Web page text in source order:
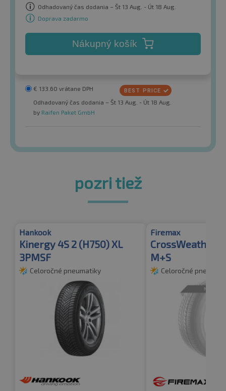
Odhadovaný čas dodania – Št 13 Aug. - Út 18 Aug.
Doprava zadarmo
Nákupný košík
€ 133.60 vrátane DPH
Odhadovaný čas dodania – Št 13 Aug. - Út 18 Aug.
by Raifen Paket GmbH
pozri tiež
Hankook
Kinergy 4S 2 (H750) XL
3PMSF
Celoročné pneumatiky
Firemax
CrossWeather
M+S
Celoročné